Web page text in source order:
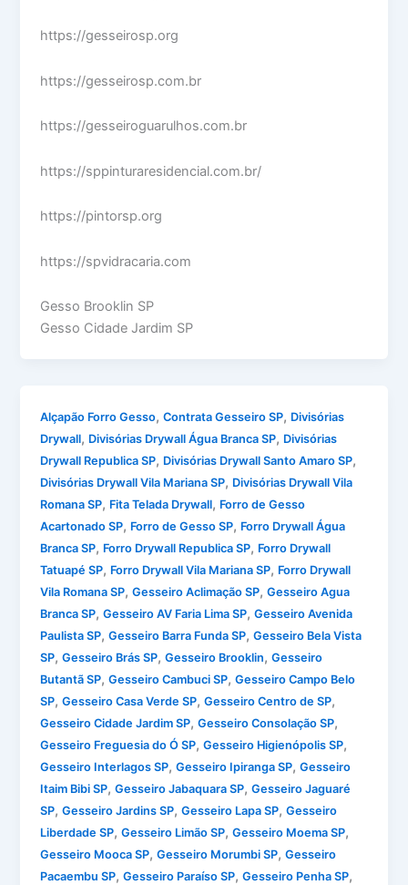
https://gesseirosp.org
https://gesseirosp.com.br
https://gesseiroguarulhos.com.br
https://sppinturaresidencial.com.br/
https://pintorsp.org
https://spvidracaria.com
Gesso Brooklin SP
Gesso Cidade Jardim SP
Alçapão Forro Gesso,Contrata Gesseiro SP, Divisórias
Drywall, Divisórias Drywall Água Branca SP, Divisórias
Drywall Republica SP, Divisórias Drywall Santo Amaro SP,
Divisórias Drywall Vila Mariana SP, Divisórias Drywall Vila
Romana SP, Fita Telada Drywall, Forro de Gesso
Acartonado SP, Forro de Gesso SP, Forro Drywall Água
Branca SP, Forro Drywall Republica SP, Forro Drywall
Tatuapé SP, Forro Drywall Vila Mariana SP, Forro Drywall
Vila Romana SP,Gesseiro Aclimação SP,Gesseiro Agua
Branca SP,Gesseiro AV Faria Lima SP,Gesseiro Avenida
Paulista SP,Gesseiro Barra Funda SP,Gesseiro Bela Vista
SP,Gesseiro Brás SP,Gesseiro Brooklin,Gesseiro
Butantã SP,Gesseiro Cambuci SP,Gesseiro Campo Belo
SP,Gesseiro Casa Verde SP,Gesseiro Centro de SP,
Gesseiro Cidade Jardim SP,Gesseiro Consolação SP,
Gesseiro Freguesia do Ó SP,Gesseiro Higienópolis SP,
Gesseiro Interlagos SP,Gesseiro Ipiranga SP,Gesseiro
Itaim Bibi SP,Gesseiro Jabaquara SP,Gesseiro Jaguaré
SP,Gesseiro Jardins SP,Gesseiro Lapa SP,Gesseiro
Liberdade SP,Gesseiro Limão SP,Gesseiro Moema SP,
Gesseiro Mooca SP,Gesseiro Morumbi SP,Gesseiro
Pacaembu SP,Gesseiro Paraíso SP,Gesseiro Penha SP,